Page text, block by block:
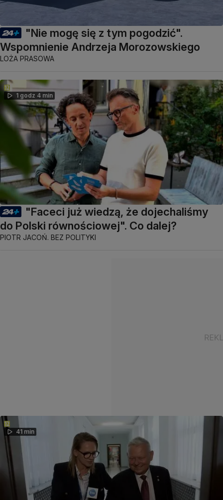
"Nie mogę się z tym pogodzić".
Wspomnienie Andrzeja Morozowskiego
LOŻA PRASOWA
1 godz 4 min
"Faceci już wiedzą, że dojechaliśmy
do Polski równościowej". Co dalej?
PIOTR JACOŃ. BEZ POLITYKI
41 min